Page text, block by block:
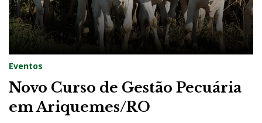
Eventos
Novo Curso de Gestão Pecuária
em Ariquemes/RO